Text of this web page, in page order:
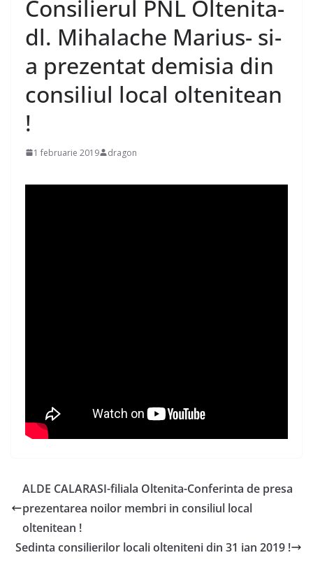
Consilierul PNL Oltenita-
dl. Mihalache Marius- si-
a prezentat demisia din
consiliul local oltenitean
!
1 februarie 2019 dragon
ALDE CALARASI-filiala Oltenita-Conferinta de presa
prezentarea noilor membri in consiliul local
oltenitean !
Sedinta consilierilor locali olteniteni din 31 ian 2019 !